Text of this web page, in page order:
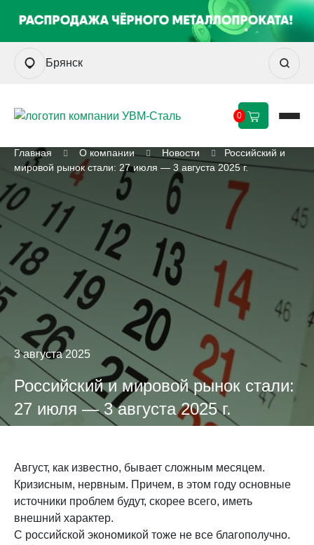
Брянск
0
Главная О компании Новости
Российский и
мировой рынок стали: 27 июля — 3 августа 2025 г.
3 августа 2025
Российский и мировой рынок стали:
27 июля — 3 августа 2025 г.
Август, как известно, бывает сложным месяцем.
Кризисным, нервным. Причем, в этом году основные
источники проблем будут, скорее всего, иметь
внешний характер.
С российской экономикой тоже не все благополучно.